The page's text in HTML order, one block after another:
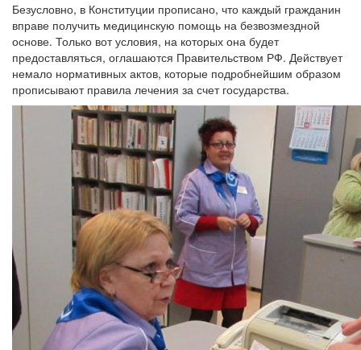
Безусловно, в Конституции прописано, что каждый гражданин
вправе получить медицинскую помощь на безвозмездной
основе. Только вот условия, на которых она будет
предоставляться, оглашаются Правительством РФ. Действует
немало нормативных актов, которые подробнейшим образом
прописывают правила лечения за счет государства.